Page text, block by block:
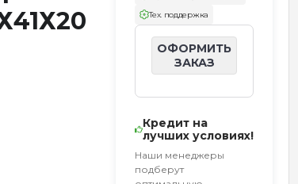
Тех. поддержка
ОФОРМИТЬ
ЗАКАЗ
Кредит на
лучших условиях!
Наши менеджеры
подберут